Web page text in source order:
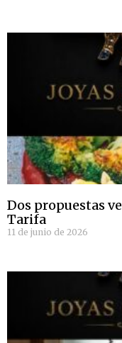
Dos propuestas
Tarifa
11 de junio de 2026